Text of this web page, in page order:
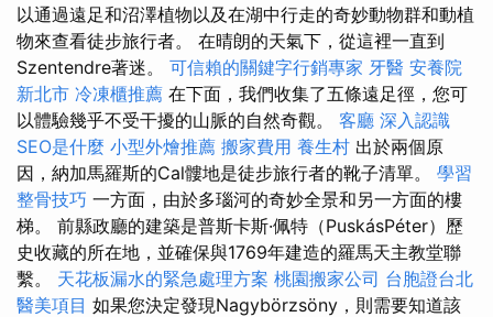
以通過遠足和沼澤植物以及在湖中行走的奇妙動物群和動植
物來查看徒步旅行者。 在晴朗的天氣下，從這裡一直到
Szentendre著迷。 可信賴的關鍵字行銷專家 牙醫 安養院
新北市 冷凍櫃推薦 在下面，我們收集了五條遠足徑，您可
以體驗幾乎不受干擾的山脈的自然奇觀。 客廳 深入認識
SEO是什麼 小型外燴推薦 搬家費用 養生村 出於兩個原
因，納加馬羅斯的Cal髏地是徒步旅行者的靴子清單。 學習
整骨技巧 一方面，由於多瑙河的奇妙全景和另一方面的樓
梯。 前縣政廳的建築是普斯卡斯·佩特（PuskásPéter）歷
史收藏的所在地，並確保與1769年建造的羅馬天主教堂聯
繫。 天花板漏水的緊急處理方案 桃園搬家公司 台胞證台北
醫美項目 如果您決定發現Nagybörzsöny，則需要知道該